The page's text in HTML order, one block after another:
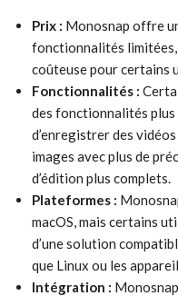
Prix : Monosnap offre
fonctionnalités
coûteuse pour certains
Fonctionnalités :
des fonctionnalités
d’enregistrer des
images avec plus de
d’édition plus complets.
Plateformes :
macOS, mais certains
d’une solution
que Linux ou les
Intégration :